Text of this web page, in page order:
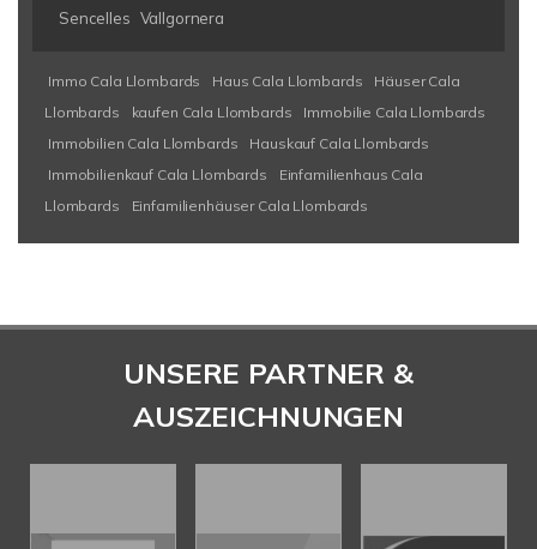
Sencelles Vallgornera
Immo Cala Llombards Haus Cala Llombards
Häuser Cala
Llombards
kaufen Cala Llombards
Immobilie Cala Llombards
Immobilien Cala Llombards
Hauskauf Cala Llombards
Immobilienkauf Cala Llombards
Einfamilienhaus Cala
Llombards
Einfamilienhäuser Cala Llombards
UNSERE PARTNER &
AUSZEICHNUNGEN